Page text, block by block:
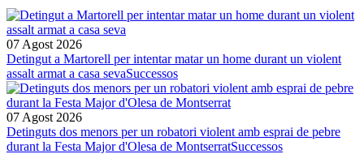
07 Agost 2026
Detingut a Martorell per intentar matar un home durant un violent
assalt armat a casa sevaSuccessos
07 Agost 2026
Detinguts dos menors per un robatori violent amb esprai de pebre
durant la Festa Major d'Olesa de MontserratSuccessos